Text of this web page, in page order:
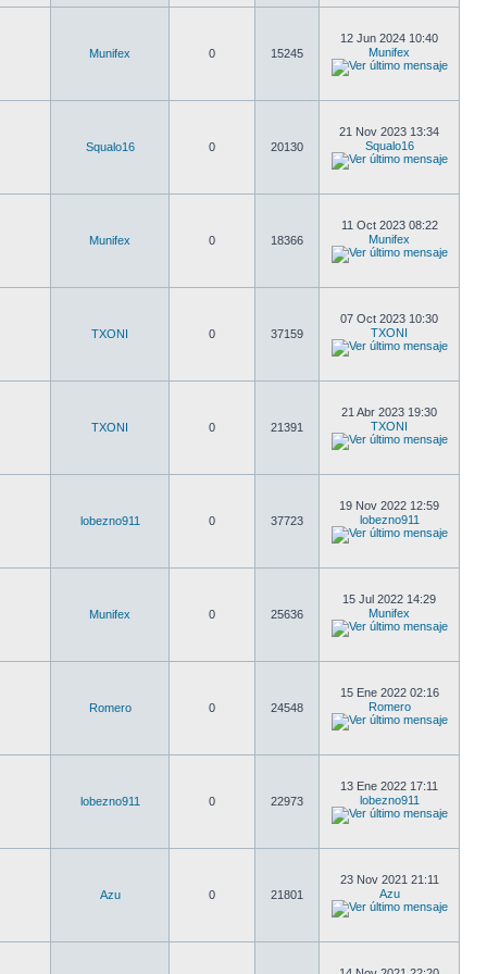
Munifex 0 15245
12 Jun 2024 10:40
Munifex
Squalo16 0 20130
21 Nov 2023 13:34
Squalo16
Munifex 0 18366
11 Oct 2023 08:22
Munifex
TXONI 0 37159
07 Oct 2023 10:30
TXONI
TXONI 0 21391
21 Abr 2023 19:30
TXONI
lobezno911 0 37723
19 Nov 2022 12:59
lobezno911
Munifex 0 25636
15 Jul 2022 14:29
Munifex
Romero 0 24548
15 Ene 2022 02:16
Romero
lobezno911 0 22973
13 Ene 2022 17:11
lobezno911
Azu 0 21801
23 Nov 2021 21:11
Azu